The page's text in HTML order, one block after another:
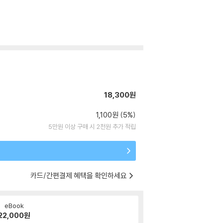
18,300원
1,100원 (5%)
5만원 이상 구매 시 2천원 추가 적립
카드/간편결제 혜택을 확인하세요
eBook
원